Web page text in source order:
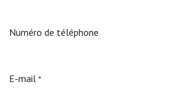
Numéro de téléphone
E-mail *